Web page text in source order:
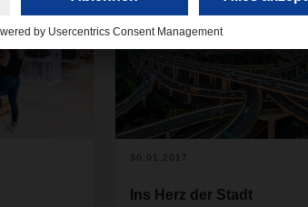
30.01.2017
Ins Herz der Stadt